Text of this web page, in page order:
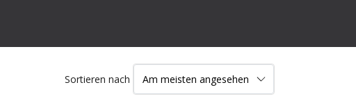
Sortieren nach